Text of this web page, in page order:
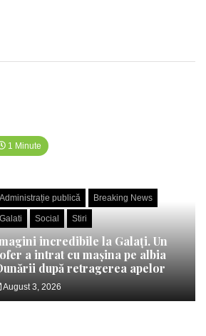
1 Minute
Administrație publică Breaking News
Galati Social Stiri
incredibile la Galați. Un
a intrat cu mașina pe albia
după retragerea apelor
August 3, 2026